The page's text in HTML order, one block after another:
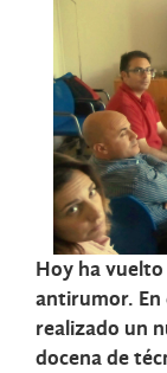
Hoy ha vuelto
antirumor. En
realizado un
docena de